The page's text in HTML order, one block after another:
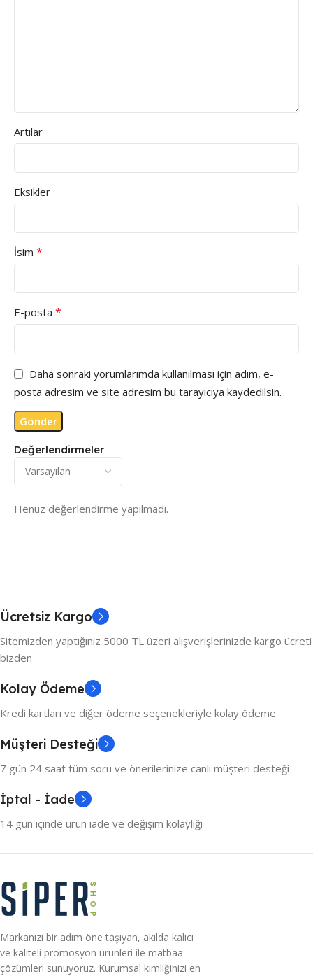
Değerlendirmeler
Henüz değerlendirme yapılmadı.
Artılar
Eksikler
İsim *
E-posta *
Daha sonraki yorumlarımda kullanılması için adım, e-
posta adresim ve site adresim bu tarayıcıya kaydedilsin.
Ücretsiz Kargo
Sitemizden yaptığınız 5000 TL üzeri alışverişlerinizde kargo ücreti
bizden
Kolay Ödeme
Kredi kartları ve diğer ödeme seçenekleriyle kolay ödeme
Müşteri Desteği
7 gün 24 saat tüm soru ve önerilerinize canlı müşteri desteği
İptal - İade
14 gün içinde ürün iade ve değişim kolaylığı
Markanızı bir adım öne taşıyan, akılda kalıcı
ve kaliteli promosyon ürünleri ile matbaa
çözümleri sunuyoruz. Kurumsal kimliğinizi en